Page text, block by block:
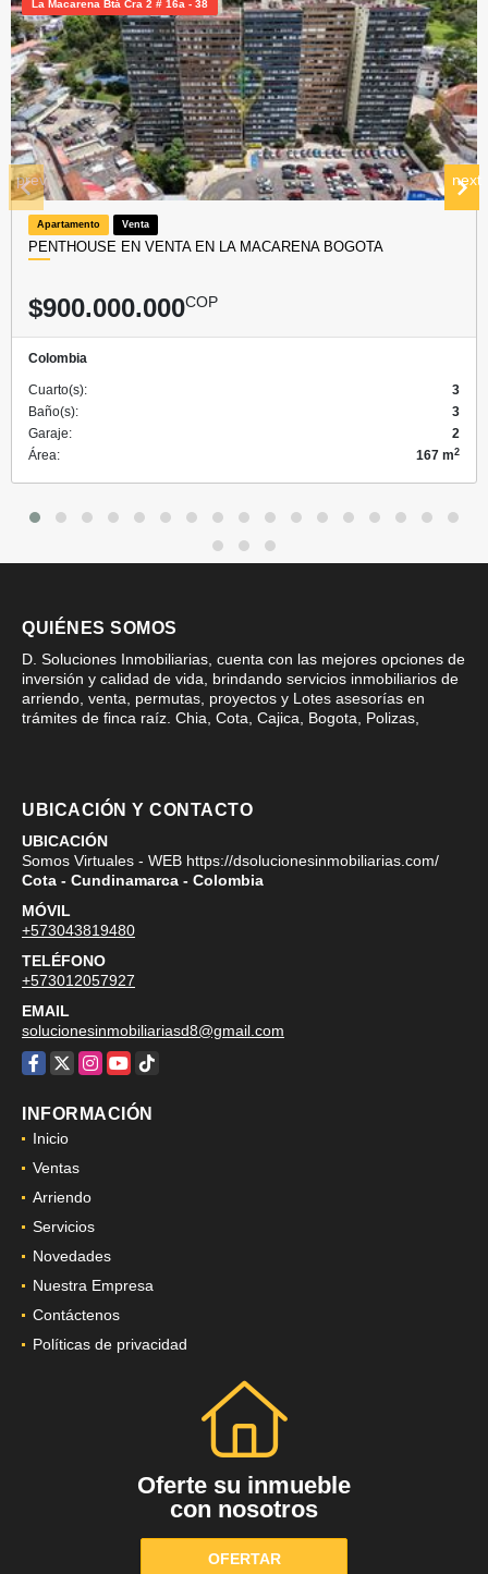
La Macarena Btá Cra 2 # 16a - 38
Apartamento Venta
PENTHOUSE EN VENTA EN LA MACARENA BOGOTA
$900.000.000COP
Colombia
Cuarto(s):
3
Baño(s):
3
Garaje:
2
Área:
167 m2
prev next
QUIÉNES SOMOS
D. Soluciones Inmobiliarias, cuenta con las mejores opciones de
inversión y calidad de vida, brindando servicios inmobiliarios de
arriendo, venta, permutas, proyectos y Lotes asesorías en
trámites de finca raíz. Chia, Cota, Cajica, Bogota, Polizas,
UBICACIÓN Y CONTACTO
UBICACIÓN
Somos Virtuales - WEB https://dsolucionesinmobiliarias.com/
Cota - Cundinamarca - Colombia
MÓVIL
+573043819480
TELÉFONO
+573012057927
EMAIL
solucionesinmobiliariasd8@gmail.com
Facebook
X Instagram
YouTube
TikTok
INFORMACIÓN
Inicio
Ventas
Arriendo
Servicios
Novedades
Nuestra Empresa
Contáctenos
Políticas de privacidad
Oferte su inmueble
con nosotros
OFERTAR